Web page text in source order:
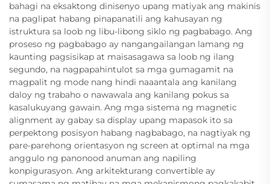
bahagi na eksaktong dinisenyo upang matiyak ang makinis
na paglipat habang pinapanatili ang kahusayan ng
istruktura sa loob ng libu-libong siklo ng pagbabago. Ang
proseso ng pagbabago ay nangangailangan lamang ng
kaunting pagsisikap at maisasagawa sa loob ng ilang
segundo, na nagpapahintulot sa mga gumagamit na
magpalit ng mode nang hindi naaantala ang kanilang
daloy ng trabaho o nawawala ang kanilang pokus sa
kasalukuyang gawain. Ang mga sistema ng magnetic
alignment ay gabay sa display upang mapasok ito sa
perpektong posisyon habang nagbabago, na nagtiyak ng
pare-parehong orientasyon ng screen at optimal na mga
anggulo ng panonood anuman ang napiling
konpigurasyon. Ang arkitekturang convertible ay